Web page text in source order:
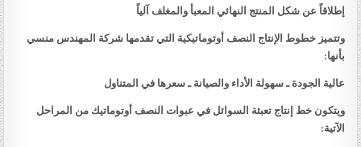
إطلاقاً عن شكل المنتج النهائي المعبأ والمغلف آلياً
وتتميز خطوط الإنتاج النصف أوتوماتيكية التي تقدمها شركة المهندس منسي
بأنها:
عالية الجودة ـ سهولة الأداء والصيانة ـ سعرها في المتناول
ويتكون خط إنتاج تعبئة السوائل في عبوات النصف أوتوماتيك من المراحل
الآتية: